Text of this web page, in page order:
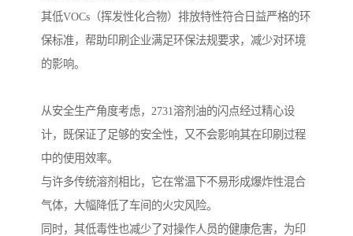
其低VOCs（挥发性化合物）排放特性符合日益严格的环
保标准，帮助印刷企业满足环保法规要求，减少对环境
的影响。
从安全生产角度考虑，2731溶剂油的闪点经过精心设
计，既保证了足够的安全性，又不会影响其在印刷过程
中的使用效率。
与许多传统溶剂相比，它在常温下不易形成爆炸性混合
气体，大幅降低了车间的火灾风险。
同时，其低毒性也减少了对操作人员的健康危害，为印